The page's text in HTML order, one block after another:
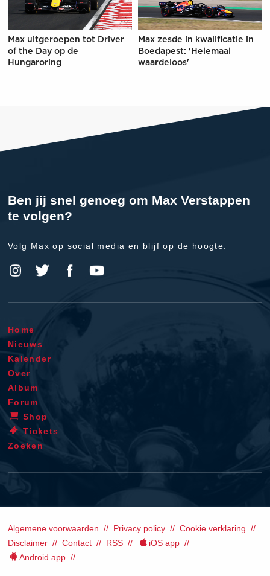
Max uitgeroepen tot Driver
of the Day op de
Hungaroring
Max zesde in kwalificatie in
Boedapest: 'Helemaal
waardeloos'
Ben jij snel genoeg om Max Verstappen
te volgen?
Volg Max op social media en blijf op de hoogte.
Home
Nieuws
Kalender
Over
Album
Forum
Shop
Tickets
Zoeken
Algemene voorwaarden Privacy policy
Cookie verklaring
Disclaimer
Contact RSS
iOS app
Android app